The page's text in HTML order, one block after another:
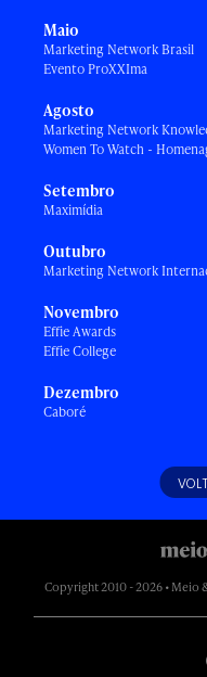
Maio
Marketing Network Brasil
Evento ProXXIma
Agosto
Marketing Network
Women To Watch -
Setembro
Maximídia
Outubro
Marketing Network
Novembro
Effie Awards
Effie College
Dezembro
Caboré
Copyright 2010 - 2026 • Meio